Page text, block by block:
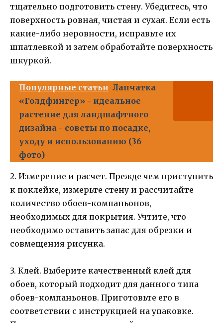
тщательно подготовить стену. Убедитесь, что
поверхность ровная, чистая и сухая. Если есть
какие-либо неровности, исправьте их
шпатлевкой и затем обработайте поверхность
шкуркой.
Популярные статьи Лапчатка
«Голдфингер» - идеальное
растение для ландшафтного
дизайна - советы по посадке,
уходу и использованию (36
фото)
2. Измерение и расчет. Прежде чем приступить
к поклейке, измерьте стену и рассчитайте
количество обоев-компаньонов,
необходимых для покрытия. Учтите, что
необходимо оставить запас для обрезки и
совмещения рисунка.
3. Клей. Выберите качественный клей для
обоев, который подходит для данного типа
обоев-компаньонов. Приготовьте его в
соответствии с инструкцией на упаковке.